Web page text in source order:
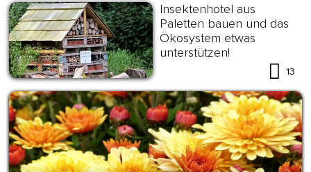
Insektenhotel aus
Paletten bauen und das
Ökosystem etwas
unterstützen!
13